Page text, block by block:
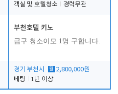
객실 및 호텔청소
경력무관
부천호텔 키노
급구 청소이모 1명 구합니다.
경기 부천시 월 2,800,000원
베팅
1년 이상